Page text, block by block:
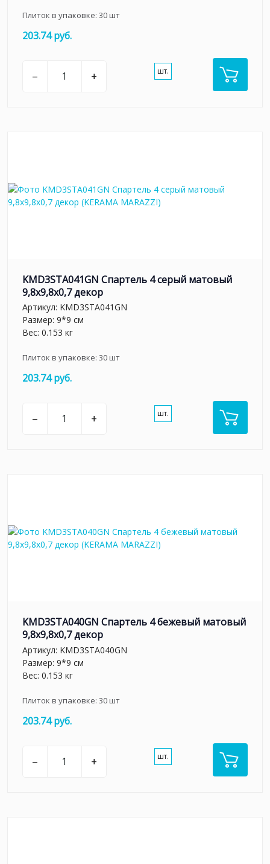
Плиток в упаковке: 30шт
203.74 руб.
– + шт.
KMD3STA041GN Спартель 4 серый матовый
9,8x9,8x0,7 декор
Артикул: KMD3STA041GN
Размер: 9*9 см
Вес: 0.153 кг
Плиток в упаковке: 30шт
203.74 руб.
– + шт.
KMD3STA040GN Спартель 4 бежевый матовый
9,8x9,8x0,7 декор
Артикул: KMD3STA040GN
Размер: 9*9 см
Вес: 0.153 кг
Плиток в упаковке: 30шт
203.74 руб.
– + шт.